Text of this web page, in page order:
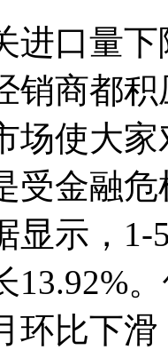
进口量
销商都
场使大
受金融
显示，1-
13.92%
环比下